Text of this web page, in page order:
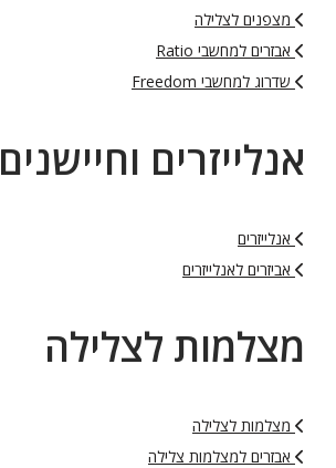
מצפנים לצלילה
אבזרים למחשבי Ratio
שדרוג למחשבי Freedom
אנלייזרים וחיישנים
אנלייזרים
אביזרים לאנלייזרים
מצלמות לצלילה
מצלמות לצלילה
אבזרים למצלמות צלילה